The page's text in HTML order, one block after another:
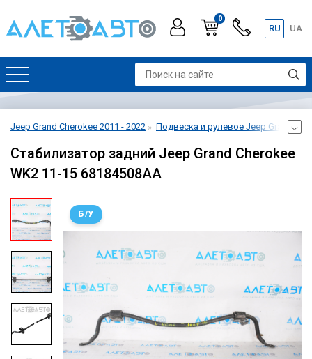
0
RU UA
Jeep Grand Cherokee 2011 - 2022 Подвеска и рулевое Jeep Grand
Стабилизатор задний Jeep Grand Cherokee
WK2 11-15 68184508AA
Б/У